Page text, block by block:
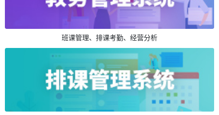
班课管理、排课考勤、经营分析